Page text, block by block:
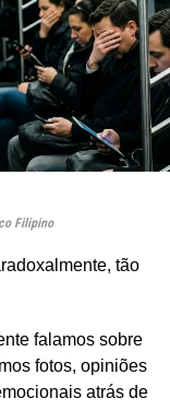
Filipino
tão
falamos sobre
fotos, opiniões
atrás de